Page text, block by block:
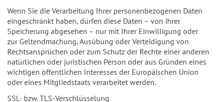
Wenn Sie die Verarbeitung Ihrer personenbezogenen Daten
eingeschränkt haben, dürfen diese Daten – von ihrer
Speicherung abgesehen – nur mit Ihrer Einwilligung oder
zur Geltendmachung, Ausübung oder Verteidigung von
Rechtsansprüchen oder zum Schutz der Rechte einer anderen
natürlichen oder juristischen Person oder aus Gründen eines
wichtigen öffentlichen Interesses der Europäischen Union
oder eines Mitgliedstaats verarbeitet werden.
SSL- bzw. TLS-Verschlüsselung